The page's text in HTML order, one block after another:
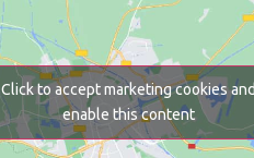
Click to accept marketing cookies and
enable this content